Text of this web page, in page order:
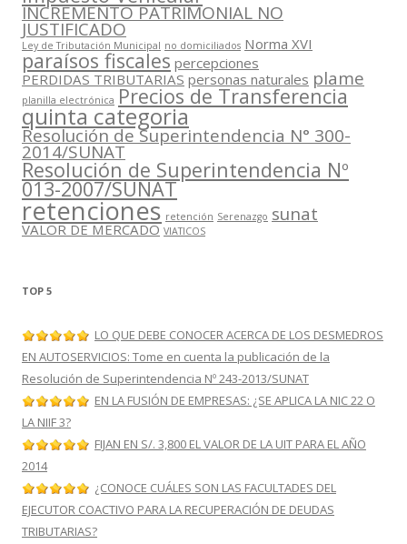
INCREMENTO PATRIMONIAL NO
JUSTIFICADO
Ley de Tributación Municipal no domiciliados Norma XVI
paraísos fiscales percepciones
PERDIDAS TRIBUTARIAS personas naturales plame
planilla electrónica Precios de Transferencia
quinta categoria
Resolución de Superintendencia N° 300-
2014/SUNAT
Resolución de Superintendencia Nº
013-2007/SUNAT
retenciones retención Serenazgo sunat
VALOR DE MERCADO VIATICOS
TOP 5
LO QUE DEBE CONOCER ACERCA DE LOS DESMEDROS
EN AUTOSERVICIOS: Tome en cuenta la publicación de la
Resolución de Superintendencia Nº 243-2013/SUNAT
EN LA FUSIÓN DE EMPRESAS: ¿SE APLICA LA NIC 22 O
LA NIIF 3?
FIJAN EN S/. 3,800 EL VALOR DE LA UIT PARA EL AÑO
2014
¿CONOCE CUÁLES SON LAS FACULTADES DEL
EJECUTOR COACTIVO PARA LA RECUPERACIÓN DE DEUDAS
TRIBUTARIAS?